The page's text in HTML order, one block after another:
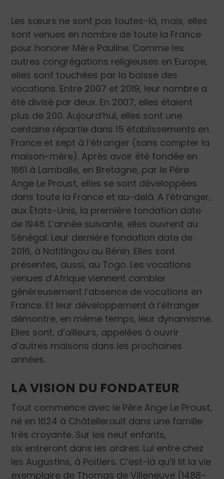
Les sœurs ne sont pas toutes-là, mais, elles
sont venues en nombre de toute la France
pour honorer Mère Pauline. Comme les
autres congrégations religieuses en Europe,
elles sont touchées par la baisse des
vocations. Entre 2007 et 2019, leur nombre a
été divisé par deux. En 2007, elles étaient
plus de 200. Aujourd’hui, elles sont une
centaine répartie dans 15 établissements en
France et sept à l’étranger (sans compter la
maison-mère). Après avoir été fondée en
1661 à Lamballe, en Bretagne, par le Père
Ange Le Proust, elles se sont développées
dans toute la France et au-delà. A l’étranger,
aux États-Unis, la première fondation date
de 1948. L’année suivante, elles ouvrent au
Sénégal. Leur dernière fondation date de
2016, à Natitingou au Bénin. Elles sont
présentes, aussi, au Togo. Les vocations
venues d’Afrique viennent combler
généreusement l’absence de vocations en
France. Et leur développement à l’étranger
démontre, en même temps, leur dynamisme.
Elles sont, d’ailleurs, appelées à ouvrir
d’autres maisons dans les prochaines
années.
LA VISION DU FONDATEUR
Tout commence avec le Père Ange Le Proust,
né en 1624 à Châtellerault dans une famille
très croyante. Sur les neuf enfants,
six entreront dans les ordres. Lui entre chez
les Augustins, à Poitiers. C’est-là qu’il lit la vie
exemplaire de Thomas de Villeneuve (1488-